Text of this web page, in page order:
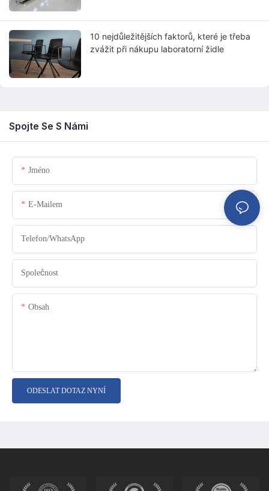
10 nejdůležitějších faktorů, které je třeba
zvážit při nákupu laboratorní židle
Spojte Se S Námi
Jméno
E-Mailem
Telefon/WhatsApp
Společnost
Obsah
ODESLAT DOTAZ NYNÍ